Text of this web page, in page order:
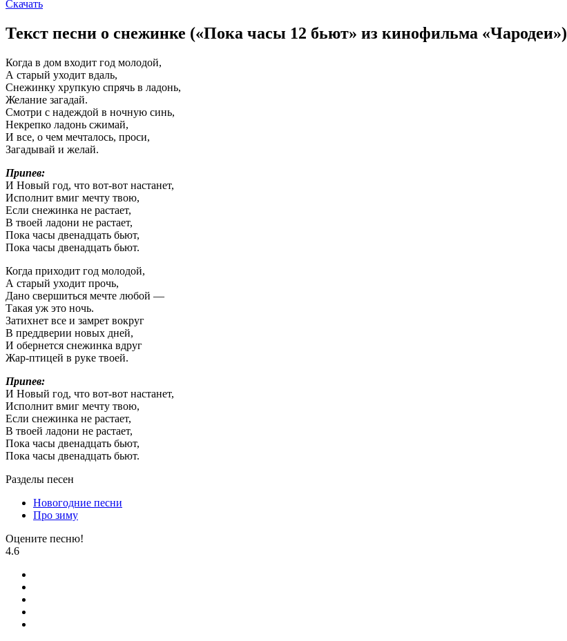
Скачать
Текст песни о снежинке («Пока часы 12 бьют» из кинофильма «Чародеи»)
Когда в дом входит год молодой,
А старый уходит вдаль,
Снежинку хрупкую спрячь в ладонь,
Желание загадай.
Смотри с надеждой в ночную синь,
Некрепко ладонь сжимай,
И все, о чем мечталось, проси,
Загадывай и желай.
Припев:
И Новый год, что вот-вот настанет,
Исполнит вмиг мечту твою,
Если снежинка не растает,
В твоей ладони не растает,
Пока часы двенадцать бьют,
Пока часы двенадцать бьют.
Когда приходит год молодой,
А старый уходит прочь,
Дано свершиться мечте любой —
Такая уж это ночь.
Затихнет все и замрет вокруг
В преддверии новых дней,
И обернется снежинка вдруг
Жар-птицей в руке твоей.
Припев:
И Новый год, что вот-вот настанет,
Исполнит вмиг мечту твою,
Если снежинка не растает,
В твоей ладони не растает,
Пока часы двенадцать бьют,
Пока часы двенадцать бьют.
Разделы песен
Новогодние песни
Про зиму
Оцените песню!
4.6